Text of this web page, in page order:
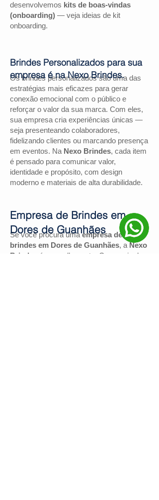
desenvolvemos kits de boas-vindas
(onboarding) — veja ideias de kit
onboarding.
Os brindes personalizados são uma das
estratégias mais eficazes para gerar
conexão emocional com o público e
reforçar o valor da sua marca. Com eles,
sua empresa cria experiências únicas —
seja presenteando colaboradores,
fidelizando clientes ou marcando presença
em eventos. Na Nexo Brindes, cada item
é pensado para comunicar valor,
identidade e propósito, com design
moderno e materiais de alta durabilidade.
Se você procura umaempresa de
brindes em Dores de Guanhães, a Nexo
Brindes
é a escolha certa. Com mais de
Brindes Personalizados para sua
empresa é na Nexo Brindes.
Empresa de Brindes em
Dores de Guanhães